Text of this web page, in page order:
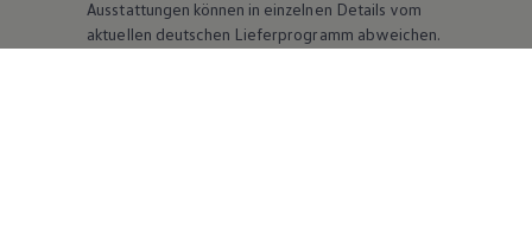
Ausstattungen können in einzelnen Details vom
aktuellen deutschen Lieferprogramm abweichen.